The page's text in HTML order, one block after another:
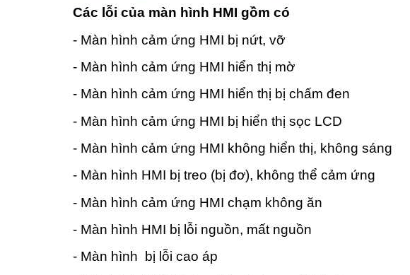
Các lỗi của màn hình HMI gồm có
- Màn hình cảm ứng HMI bị nứt, vỡ
- Màn hình cảm ứng HMI hiển thị mờ
- Màn hình cảm ứng HMI hiển thị bị chấm đen
- Màn hình cảm ứng HMI bị hiển thị sọc LCD
- Màn hình cảm ứng HMI không hiển thị, không sáng
- Màn hình HMI bị treo (bị đơ), không thể cảm ứng
- Màn hình cảm ứng HMI chạm không ăn
- Màn hình HMI bị lỗi nguồn, mất nguồn
- Màn hình bị lỗi cao áp